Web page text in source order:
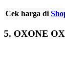
Cek harga di
5. OXONE